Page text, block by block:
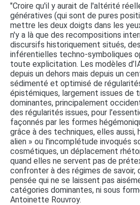
"Croire qu'il y aurait de l'altérité
génératives (qui sont de pures
mettre les deux doigts dans les
n'y a là que des recompositions
discursifs historiquement situés,
inférentielles techno-symboliques
toute explicitation. Les modèles
depuis un dehors mais depuis un
sédimenté et optimisé de
épistémiques, largement issues de
dominantes, principalement
des régularités issues, pour
façonnés par les formes
grâce à des techniques, elles aussi,
alien » ou l'incomplétude invoqués
cosmétiques, un déplacement
quand elles ne servent pas de
confronter à des régimes de savoir,
pensée qui ne se laissent pas
catégories dominantes, ni sous
Antoinette Rouvroy.